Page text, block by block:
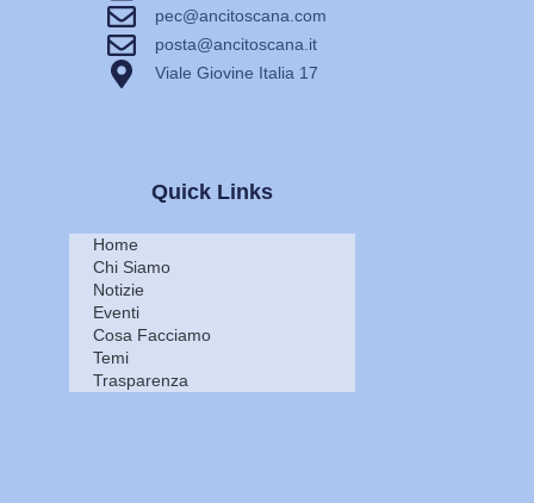
Quick Links
Home
Chi Siamo
Notizie
Eventi
Cosa Facciamo
Temi
Trasparenza
pec@ancitoscana.com
posta@ancitoscana.it
Viale Giovine Italia 17